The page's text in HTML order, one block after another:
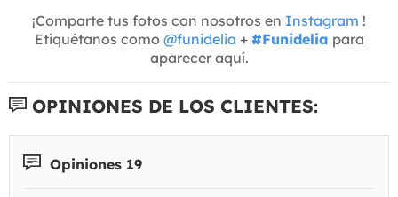
¡Comparte tus fotos con nosotros en Instagram !
Etiquétanos como @funidelia + #Funidelia para
aparecer aquí.
OPINIONES DE LOS CLIENTES:
Opiniones 19